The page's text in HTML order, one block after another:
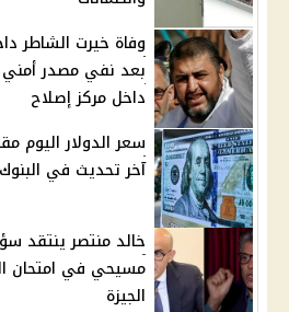
وفاة خيرت الشاطر
بعد نفي مصدر أمني
داخل مركز إصلاح
سعر الدولار اليوم
آخر تحديث في
خالد منتصر ينتقد
مسيحي في امتحان
الجيزة